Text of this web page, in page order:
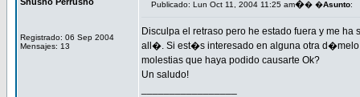
Registrado: 06 Sep 2004
Mensajes: 13
Publicado: Lun Oct 11, 2004 11:25 am�� �Asunto:
Disculpa el retraso pero he estado fuera y me
all�. Si est�s interesado en alguna otra d�melo
molestias que haya podido causarte Ok?
Un saludo!